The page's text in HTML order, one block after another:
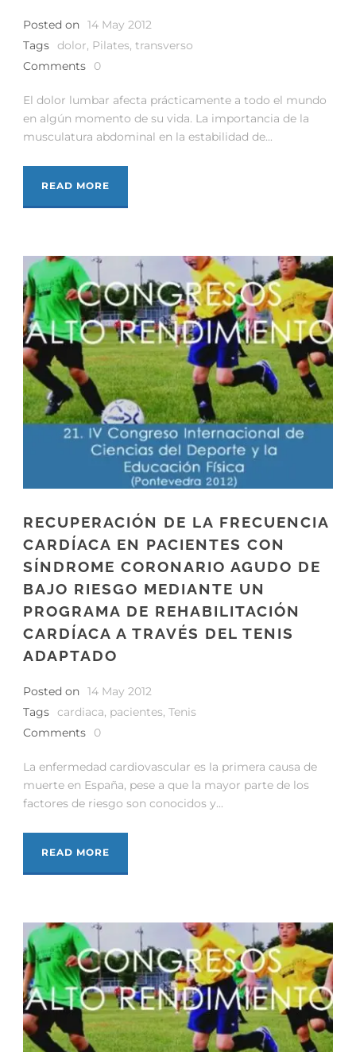
Posted on 14 May 2012
Tags dolor, Pilates, transverso
Comments
0
El dolor lumbar afecta prácticamente a todo el mundo
en algún momento de su vida. La importancia de la
musculatura abdominal en la estabilidad de...
READ MORE
RECUPERACIÓN DE LA FRECUENCIA
CARDÍACA EN PACIENTES CON
SÍNDROME CORONARIO AGUDO DE
BAJO RIESGO MEDIANTE UN
PROGRAMA DE REHABILITACIÓN
CARDÍACA A TRAVÉS DEL TENIS
ADAPTADO
Posted on 14 May 2012
Tags cardiaca, pacientes, Tenis
Comments
0
La enfermedad cardiovascular es la primera causa de
muerte en España, pese a que la mayor parte de los
factores de riesgo son conocidos y...
READ MORE